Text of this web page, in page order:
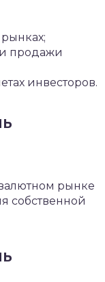
продажи
инвесторов.
рынке
собственной